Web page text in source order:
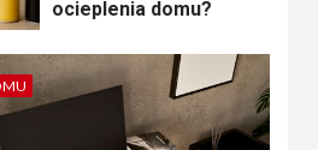
ocieplenia domu?